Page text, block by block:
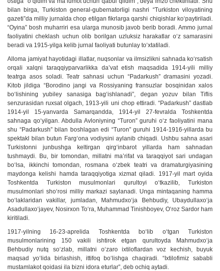
bilan birga, Turkiston general-gubernatorligi nashri “Turkiston viloyatining
gazeti”da milliy jurnalda chop etilgan fikrlarga qarshi chiqishlar ko‘paytiriladi.
“Oyina” bosh muharriri esa ularga munosib javob berib boradi. Ammo jurnal
faoliyatini cheklash uchun olib borilgan uzluksiz harakatlar o‘z samarasini
beradi va 1915-yilga kelib jurnal faoliyati butunlay to‘xtatiladi.
Alloma jamiyat hayotidagi illatlar, nuqsonlar va ilmsizlikni sahnada ko‘rsatish
orqali xalqni taraqqiyparvarlikka da’vat etish maqsadida 1914-yili milliy
teatrga asos soladi. Teatr sahnasi uchun “Padarkush” dramasini yozadi.
Kitob jildiga “Borodino jangi va Rossiyaning fransuzlar bosqinidan xalos
bo‘lishining yubiley sanasiga bag‘ishlanadi”, degan yozuv bilan Tiflis
senzurasidan ruxsat olgach, 1913-yili uni chop ettiradi. “Padarkush” dastlab
1914-yil 15-yanvarda Samarqandda, 1914-yil 27-fevralda Toshkentda
sahnaga qo‘yilgan. Abdulla Avloniyning “Turon” guruhi o‘z faoliyatini mana
shu “Padarkush” bilan boshlagan edi “Turon” guruhi 1914-1916-yillarda bu
spektakl bilan butun Farg‘ona vodiysini aylanib chiqadi. Ushbu sahna asari
Turkistonni junbushga keltirgan qirg‘inbarot yillarda ham sahnadan
tushmaydi. Bu, bir tomondan, millatni ma’rifat va taraqqiyot sari undagan
bo‘lsa, ikkinchi tomondan, rosmana o‘zbek teatri va dramaturgiyasining
maydonga kelishi hamda taraqqiyotiga xizmat qiladi. 1917-yil mart oyida
Toshkentda Turkiston musulmonlari qurultoyi o‘tkazilib, Turkiston
musulmonlari sho‘rosi milliy markazi saylanadi. Unga mintaqaning hamma
bo‘laklaridan vakillar, jumladan, Mahmudxo‘ja Behbudiy, Ubaydullaxo‘ja
Asadullaxo‘jayev, Nosirxon To‘ra, Muhammad Tinishboyev, O‘roz Sardor ham
kiritiladi.
1917-yilning 16-23-aprelida Toshkentda bo‘lib o‘tgan Turkiston
musulmonlarining 150 vakili ishtirok etgan qurultoyda Mahmudxo‘ja
Behbudiy nutq so‘zlab, millatni o‘zaro ixtiloflardan voz kechish, buyuk
maqsad yo‘lida birlashish, ittifoq bo‘lishga chaqiradi. “Ixtilofimiz sababli
mustamlakot qoidasi ila bizni idora eturlar”, deb ochiq aytadi.